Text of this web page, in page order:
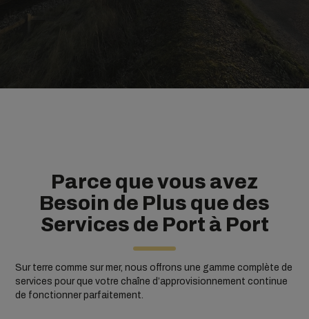
Parce que vous avez
Besoin de Plus que des
Services de Port à Port
Sur terre comme sur mer, nous offrons une gamme complète de
services pour que votre chaîne d’approvisionnement continue
de fonctionner parfaitement.